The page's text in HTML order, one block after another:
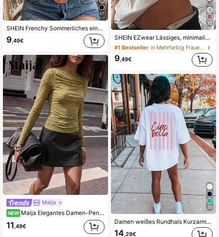
17
SHEIN Frenchy Sommerliches einfarbiges T-Shirt mit Spitzeneinsätzen und V-Ausschnitt, Baumwoll-T-Shirt mit wasserlöslicher Spitze, bequem und atmungsaktiv für den täglichen Urlaubs- und Pendlergebrauch, Cottagecore, Hochzeitssaison
9,49€
Maija
NEW Maija Elegantes Damen-Pendler-T-Shirt mit Polka-Dot-Muster in Slim Fit
11,49€
27
SHEIN EZwear Lässiges, minimalistisches Damen T-Shirt mit Allover-Muster, Off-Shoulder, locker sitzender Kurzarm-Schnitt
#1 Bestseller in Mehrfarbig Frauen T-Shirts
9,49€
20
Damen weißes Rundhals Kurzarm T-Shirt Kleid, Muster mit "Ciao Bella" Text, lockeres gestreiftes Rückendesign, Streetstyle Partystyle, Outdoor Y2K
14 ,29€